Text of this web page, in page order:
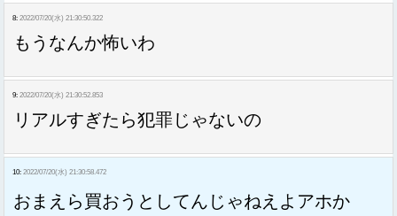
8: 2022/07/20(水) 21:30:50.322
もうなんか怖いわ
9: 2022/07/20(水) 21:30:52.853
リアルすぎたら犯罪じゃないの
10: 2022/07/20(水) 21:30:58.472
おまえら買おうとしてんじゃねえよアホか